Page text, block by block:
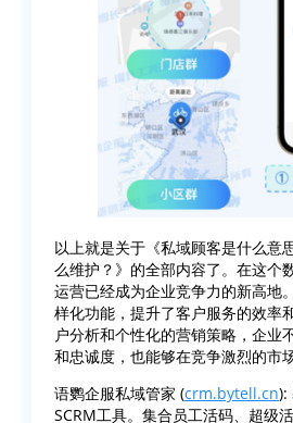
以上就是关于《私域顾客是什么意
么维护？》的全部内容了。在这个
运营已经成为企业竞争力的新高地
样化功能，提升了客户服务的效率
户分析和个性化的营销策略，企业
和忠诚度，也能够在竞争激烈的市
语鹦企服私域管家 (crm.bytell.cn):
SCRM工具。集合员工活码、超级